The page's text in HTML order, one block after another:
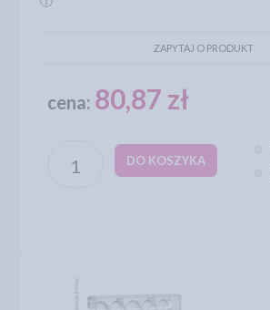
ZAPYTAJ O PRODUKT
cena: 80,87 zł
DO KOSZYKA